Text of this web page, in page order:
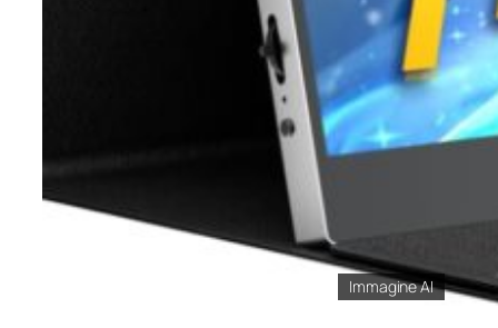
Immagine AI